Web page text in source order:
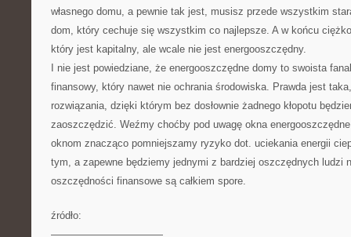
własnego domu, a pewnie tak jest, musisz przede wszystkim
dom, który cechuje się wszystkim co najlepsze. A w końcu
który jest kapitalny, ale wcale nie jest energooszczędny.
I nie jest powiedziane, że energooszczędne domy to swoista
finansowy, który nawet nie ochrania środowiska. Prawda jest
rozwiązania, dzięki którym bez dosłownie żadnego kłopotu
zaoszczędzić. Weźmy choćby pod uwagę okna
oknom znacząco pomniejszamy ryzyko dot. uciekania energii
tym, a zapewne będziemy jednymi z bardziej oszczędnych ludzi
oszczędności finansowe są całkiem spore.
źródło:
———————————